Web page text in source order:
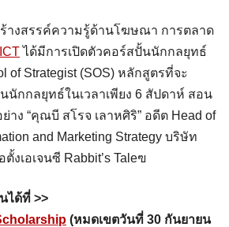
างสรรค์ความรู้ด้านโฆษณา การตลาด
ได้มีการเปิดตัวคอร์สปั้นนักกลยุทธ์
of Strategist (SOS) หลักสูตรที่จะ
นักกลยุทธ์ในเวลาเพียง 6 สัปดาห์ สอน
าง “คุณบี สโรจ เลาหศิริ” อดีต Head of
and Marketing Strategy บริษัท
งเอเจนซี Rabbit’s Taleฃ
ได้ที่ >>
(หมดเขตวันที่ 30 กันยายน